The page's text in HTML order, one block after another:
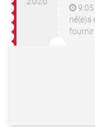
9:05
né(e)s
fournir